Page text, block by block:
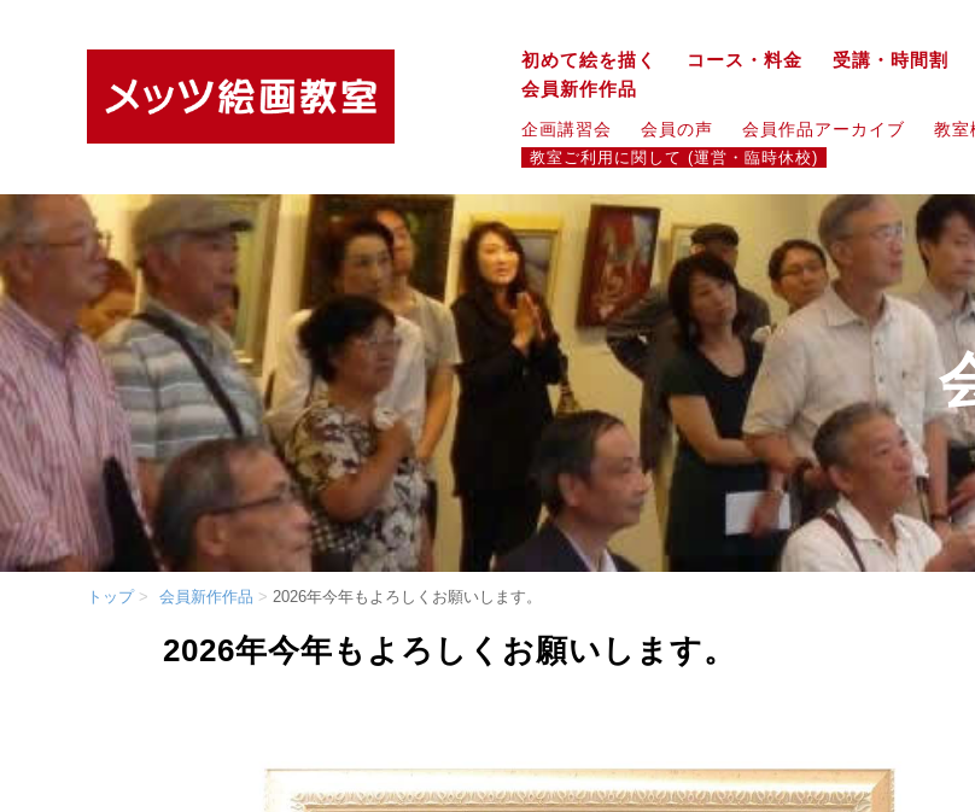
初めて絵を描く コース・料金 受講・時間割
会員新作作品
企画講習会 会員の声 会員作品アーカイブ 教室
教室ご利用に関して (運営・臨時休校)
トップ 会員新作作品 2026年今年もよろしくお願いします。
2026年今年もよろしくお願いします。